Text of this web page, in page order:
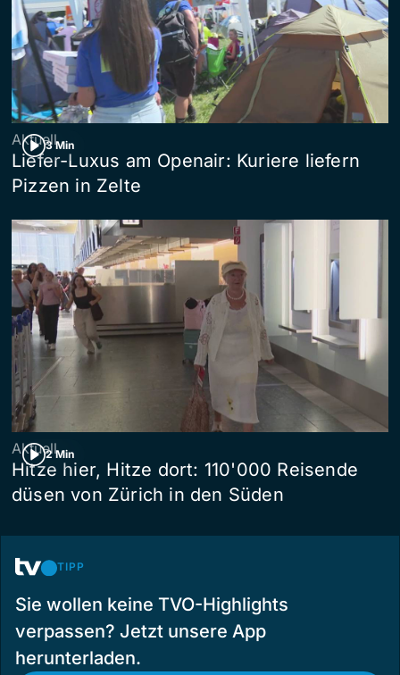
3 Min
Aktuell
Liefer-Luxus am Openair: Kuriere liefern
Pizzen in Zelte
2 Min
Aktuell
Hitze hier, Hitze dort: 110'000 Reisende
düsen von Zürich in den Süden
TIPP
Sie wollen keine TVO-Highlights
verpassen? Jetzt unsere App
herunterladen.